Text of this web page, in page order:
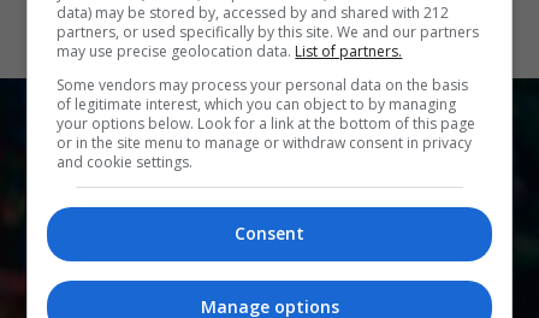
Θέατρο Γης
data) may be stored by, accessed by and shared with 212
partners, or used specifically by this site. We and our partners
may use precise geolocation data. List of partners.
Some vendors may process your personal data on the basis
of legitimate interest, which you can object to by managing
your options below. Look for a link at the bottom of this page
or in the site menu to manage or withdraw consent in privacy
and cookie settings.
Consent
Manage options